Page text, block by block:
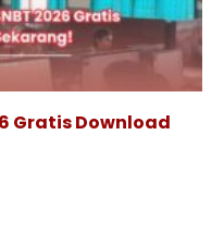
Gratis Download